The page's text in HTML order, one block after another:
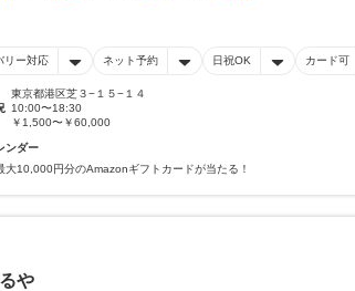
リー対応 ネット予約 日祝OK カード可
東京都港区芝３−１５−１４
10:00〜18:30
￥1,500〜￥60,000
ンダー
大10,000円分のAmazonギフトカードが当たる！
や